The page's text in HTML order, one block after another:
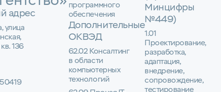
адрес
улица
136
программного
обеспечения
Дополнительные
ОКВЭД
62.02 Консалтинг
в области
компьютерных
технологий
Минцифры
№449)
1.01
Проектирование,
разработка,
адаптация,
внедрение,
сопровождение,
тестирование